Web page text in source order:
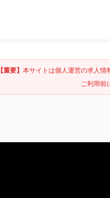
【重要】 本サイトは個人運営の求人情
ご利用前